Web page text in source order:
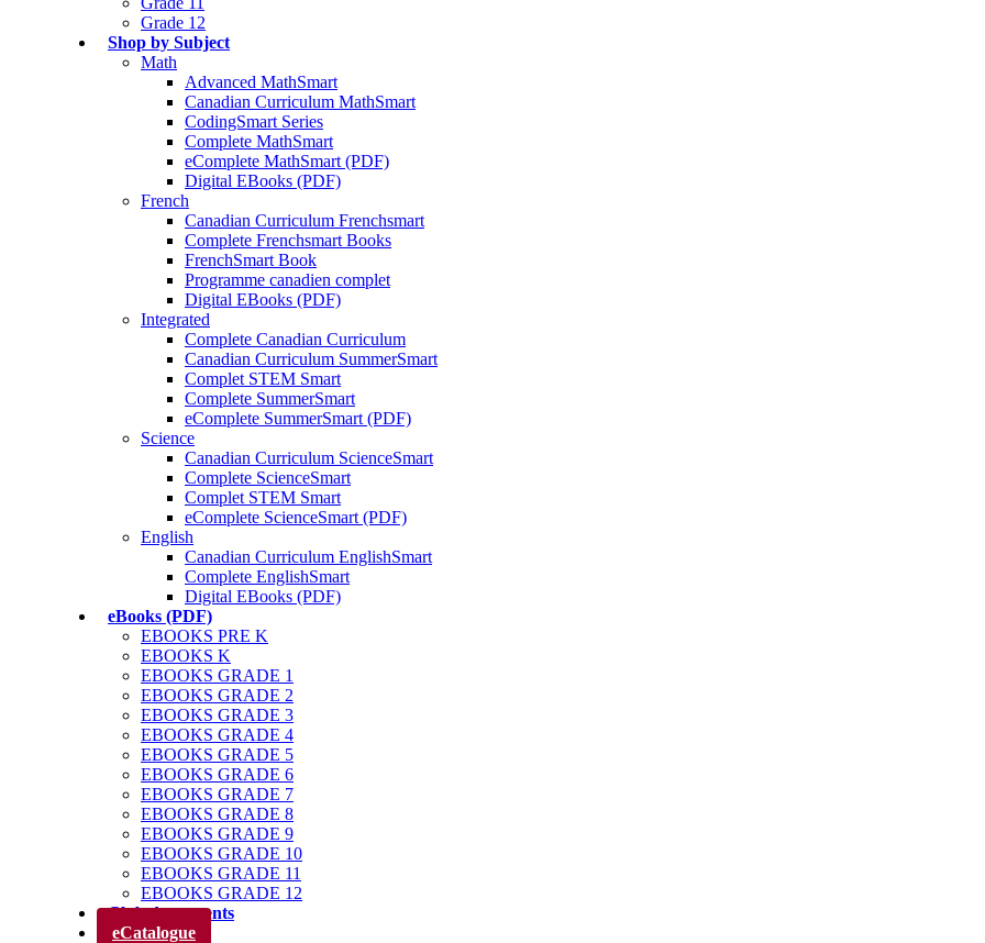
Grade 12
Shop by Subject
Math
Advanced MathSmart
Canadian Curriculum MathSmart
CodingSmart Series
Complete MathSmart
eComplete MathSmart (PDF)
Digital EBooks (PDF)
French
Canadian Curriculum Frenchsmart
Complete Frenchsmart Books
FrenchSmart Book
Programme canadien complet
Digital EBooks (PDF)
Integrated
Complete Canadian Curriculum
Canadian Curriculum SummerSmart
Complet STEM Smart
Complete SummerSmart
eComplete SummerSmart (PDF)
Science
Canadian Curriculum ScienceSmart
Complete ScienceSmart
Complet STEM Smart
eComplete ScienceSmart (PDF)
English
Canadian Curriculum EnglishSmart
Complete EnglishSmart
Digital EBooks (PDF)
eBooks (PDF)
EBOOKS PRE K
EBOOKS K
EBOOKS GRADE 1
EBOOKS GRADE 2
EBOOKS GRADE 3
EBOOKS GRADE 4
EBOOKS GRADE 5
EBOOKS GRADE 6
EBOOKS GRADE 7
EBOOKS GRADE 8
EBOOKS GRADE 9
EBOOKS GRADE 10
EBOOKS GRADE 11
EBOOKS GRADE 12
Club des parents
eCatalogue